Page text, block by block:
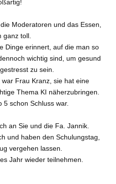
Moderatoren und das Essen,
ganz toll.
Dinge erinnert, auf die man so
wichtig sind, um gesund
zu sein.
Frau Kranz, sie hat eine
Thema KI näherzubringen.
5 schon Schluss war.
an Sie und die Fa. Jannik.
und haben den Schulungstag,
vergehen lassen.
Jahr wieder teilnehmen.